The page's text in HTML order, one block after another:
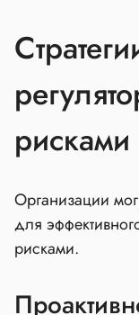
рисками
Организации
для
рисками.